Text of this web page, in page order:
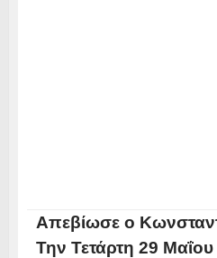
Απεβίωσε ο
Την Τετάρτη 29 Μαΐου